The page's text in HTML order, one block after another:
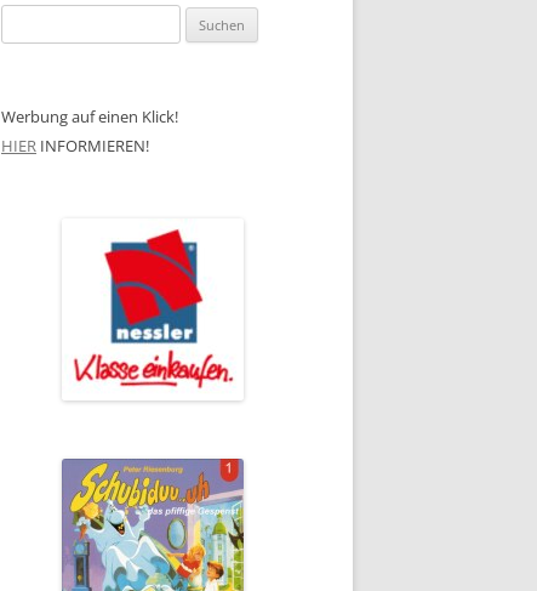
nach:
Werbung auf einen Klick!
HIER INFORMIEREN!